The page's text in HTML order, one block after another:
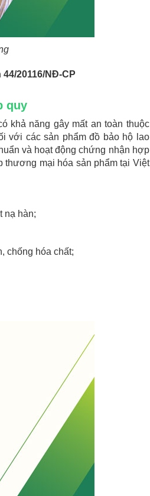
20116/NĐ-CP
quy
khả năng gây mất an toàn thuộc
với các sản phẩm đồ bảo hộ lao
và hoạt động chứng nhận hợp
thương mại hóa sản phẩm tại Việt
nạ hàn;
chống hóa chất;